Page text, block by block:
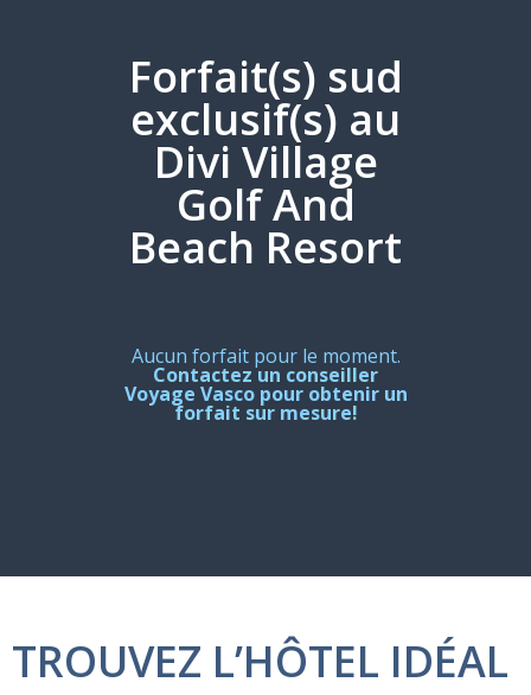
Forfait(s) sud
exclusif(s) au
Divi Village
Golf And
Beach Resort
Aucun forfait pour le moment.
Contactez un conseiller
Voyage Vasco pour obtenir un
forfait sur mesure!
TROUVEZ L’HÔTEL IDÉAL